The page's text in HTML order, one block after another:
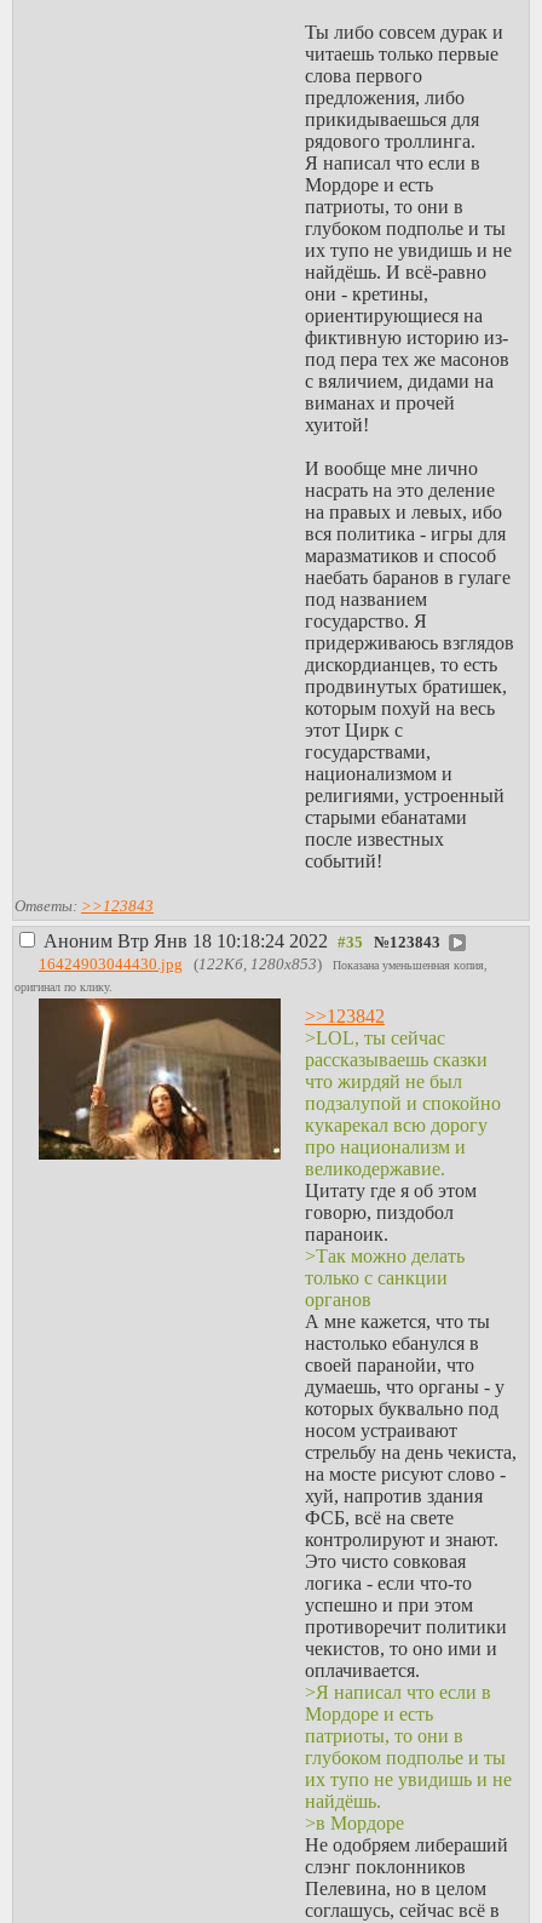
Ты либо совсем дурак и
читаешь только первые
слова первого
предложения, либо
прикидываешься для
рядового троллинга.
Я написал что если в
Мордоре и есть
патриоты, то они в
глубоком подполье и ты
их тупо не увидишь и не
найдёшь. И всё-равно
они - кретины,
ориентирующиеся на
фиктивную историю из-
под пера тех же масонов
с вяличием, дидами на
виманах и прочей
хуитой!
И вообще мне лично
насрать на это деление
на правых и левых, ибо
вся политика - игры для
маразматиков и способ
наебать баранов в гулаге
под названием
государство. Я
придерживаюсь взглядов
дискордианцев, то есть
продвинутых братишек,
которым похуй на весь
этот Цирк с
государствами,
национализмом и
религиями, устроенный
старыми ебанатами
после известных
событий!
Ответы: >>123843
Аноним Втр Янв 18 10:18:24 2022 №123843
16424903044430.jpg (122Кб, 1280x853)
Показана уменьшенная копия,
оригинал по клику.
>>123842
>LOL, ты сейчас
рассказываешь сказки
что жирдяй не был
подзалупой и спокойно
кукарекал всю дорогу
про национализм и
великодержавие.
Цитату где я об этом
говорю, пиздобол
параноик.
>Так можно делать
только с санкции
органов
А мне кажется, что ты
настолько ебанулся в
своей паранойи, что
думаешь, что органы - у
которых буквально под
носом устраивают
стрельбу на день чекиста,
на мосте рисуют слово -
хуй, напротив здания
ФСБ, всё на свете
контролируют и знают.
Это чисто совковая
логика - если что-то
успешно и при этом
противоречит политики
чекистов, то оно ими и
оплачивается.
>Я написал что если в
Мордоре и есть
патриоты, то они в
глубоком подполье и ты
их тупо не увидишь и не
найдёшь.
>в Мордоре
Не одобряем либераший
слэнг поклонников
Пелевина, но в целом
соглашусь, сейчас всё в